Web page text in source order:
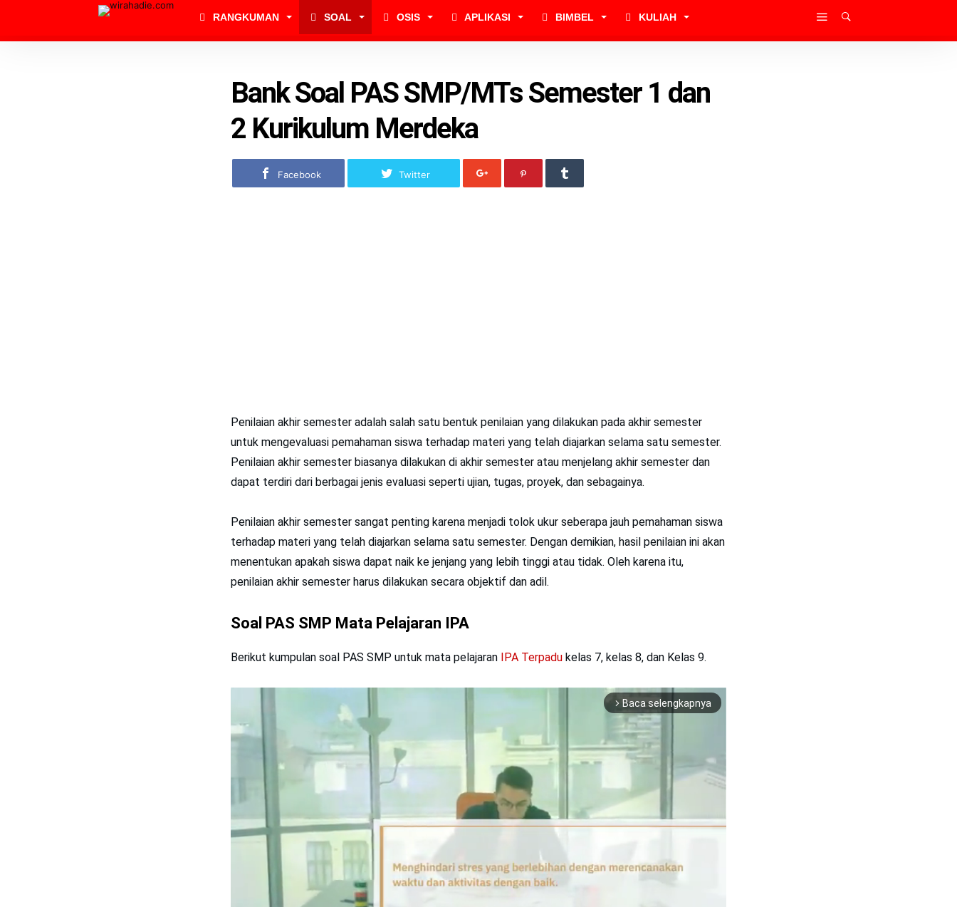
RANGKUMAN SOAL OSIS APLIKASI BIMBEL KULIAH
Bank Soal PAS SMP/MTs Semester 1 dan
2 Kurikulum Merdeka
Facebook Twitter
Penilaian akhir semester adalah salah satu bentuk penilaian yang dilakukan pada akhir semester
untuk mengevaluasi pemahaman siswa terhadap materi yang telah diajarkan selama satu semester.
Penilaian akhir semester biasanya dilakukan di akhir semester atau menjelang akhir semester dan
dapat terdiri dari berbagai jenis evaluasi seperti ujian, tugas, proyek, dan sebagainya.
Penilaian akhir semester sangat penting karena menjadi tolok ukur seberapa jauh pemahaman siswa
terhadap materi yang telah diajarkan selama satu semester. Dengan demikian, hasil penilaian ini akan
menentukan apakah siswa dapat naik ke jenjang yang lebih tinggi atau tidak. Oleh karena itu,
penilaian akhir semester harus dilakukan secara objektif dan adil.
Soal PAS SMP Mata Pelajaran IPA
Berikut kumpulan soal PAS SMP untuk mata pelajaran IPA Terpadu kelas 7, kelas 8, dan Kelas 9.
arrow_forward_ios Baca selengkapnya